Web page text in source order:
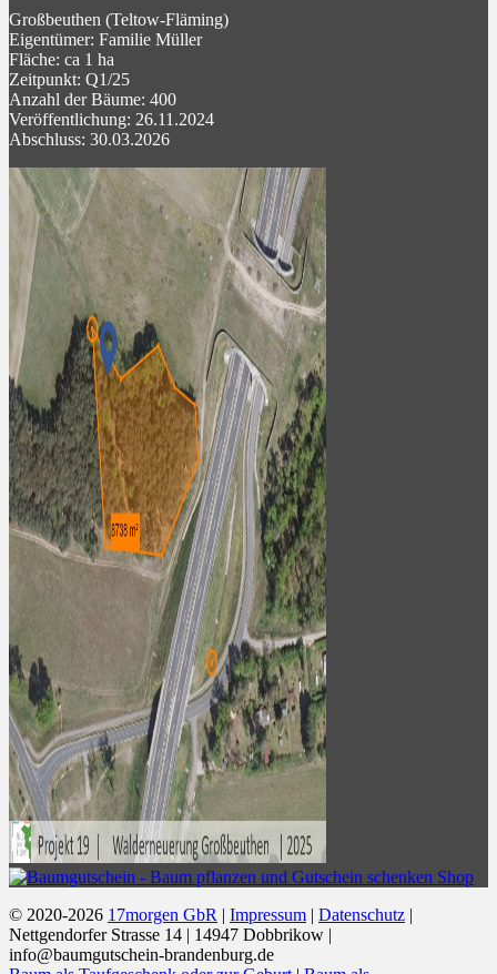
Großbeuthen (Teltow-Fläming)
Eigentümer: Familie Müller
Fläche: ca 1 ha
Zeitpunkt: Q1/25
Anzahl der Bäume: 400
Veröffentlichung: 26.11.2024
Abschluss: 30.03.2026
© 2020-2026 17morgen GbR | Impressum | Datenschutz |
Nettgendorfer Strasse 14 | 14947 Dobbrikow |
info@baumgutschein-brandenburg.de